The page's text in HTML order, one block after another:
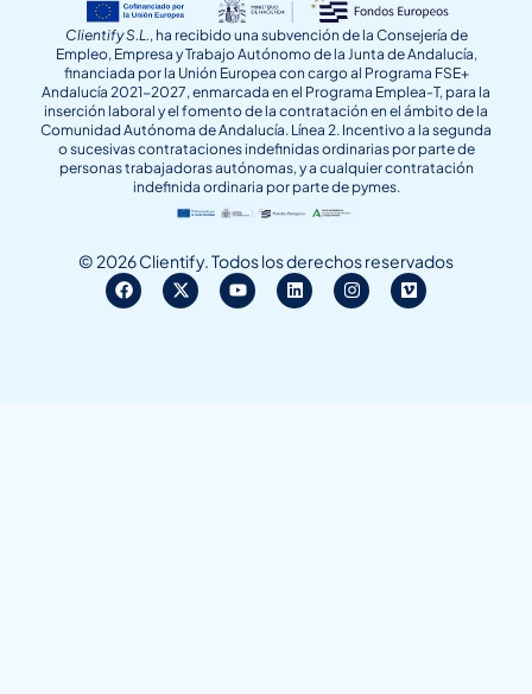
Clientify S.L., ha recibido una subvención de la Consejería de
Empleo, Empresa y Trabajo Autónomo de la Junta de Andalucía,
financiada por la Unión Europea con cargo al Programa FSE+
Andalucía 2021-2027, enmarcada en el Programa Emplea-T, para la
inserción laboral y el fomento de la contratación en el ámbito de la
Comunidad Autónoma de Andalucía. Línea 2. Incentivo a la segunda
o sucesivas contrataciones indefinidas ordinarias por parte de
personas trabajadoras autónomas, y a cualquier contratación
indefinida ordinaria por parte de pymes.
© 2026 Clientify. Todos los derechos reservados